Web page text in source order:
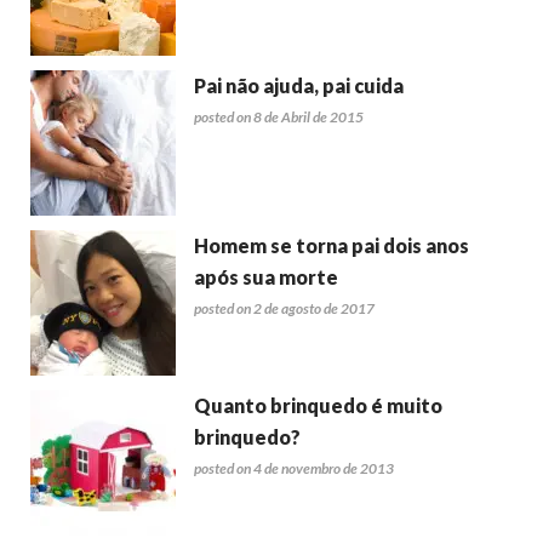
Pai não ajuda, pai cuida
posted on 8 de Abril de 2015
Homem se torna pai dois anos
após sua morte
posted on 2 de agosto de 2017
Quanto brinquedo é muito
brinquedo?
posted on 4 de novembro de 2013